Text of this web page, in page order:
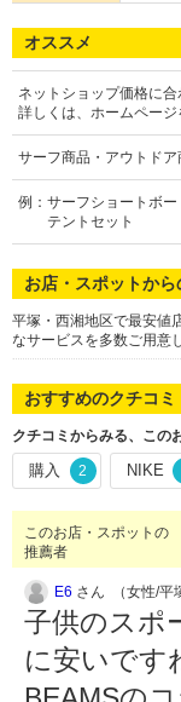
オススメ
ネットショップ価格に
詳しくは、ホームページ
サーフ商品・アウトド
例：サーフショート
テントセット
お店・スポットか
平塚・西湘地区で最安値
なサービスを多数ご用意
おすすめのクチコ
クチコミからみる、この
購入 2 NIKE
このお店・スポットの
推薦者
E6 さん （女性/平
子供のスポ
に安いです